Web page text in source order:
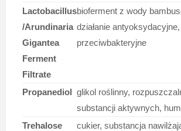
Lactobacillus
/Arundinaria
Gigantea
Ferment
Filtrate
bioferment z wody
działanie
przeciwbakteryjne
Propanediol glikol roślinny,
substancji aktywnych,
Trehalose
cukier, substancja